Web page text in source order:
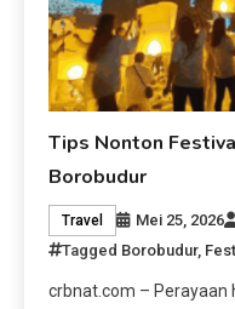
Tips Nonton
Borobudur
Travel Mei 25, 2026
Tagged Borobudur,
crbnat.com – Perayaan